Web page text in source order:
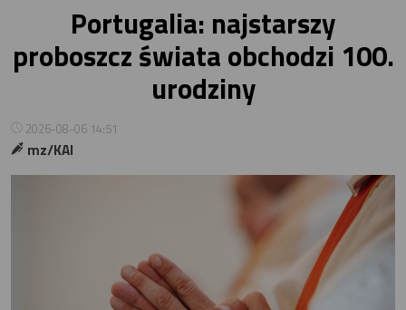
Portugalia: najstarszy
proboszcz świata obchodzi 100.
urodziny
2026-08-06 14:51
mz/KAI